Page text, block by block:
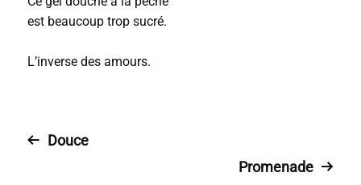
est beaucoup trop sucré.
L’inverse des amours.
Douce
Promenade